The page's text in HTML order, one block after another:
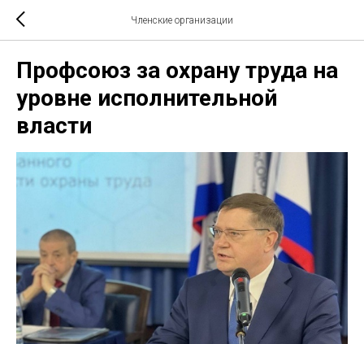
Членские организации
Профсоюз за охрану труда на
уровне исполнительной
власти